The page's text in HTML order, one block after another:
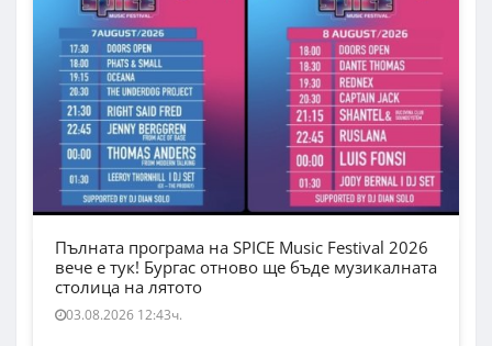
Пълната програма на SPICE Music Festival 2026
вече е тук! Бургас отново ще бъде музикалната
столица на лятото
03.08.2026 12:43ч.